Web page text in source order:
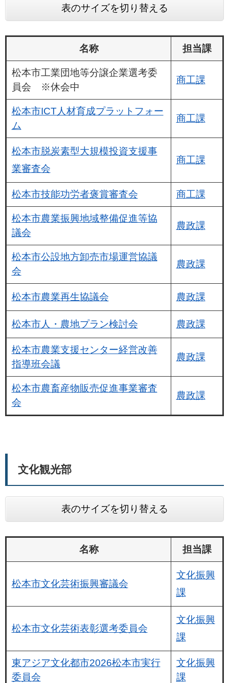
表のサイズを切り替える
名称 担当課
松本市工業団地等分譲企業選考委
員会 ※休会中
商工課
松本市ICT人材育成プラットフォー
ム
商工課
松本市脱炭素型大規模投資支援事
業審査会
商工課
松本市技能功労者褒賞審査会 商工課
松本市農業振興地域整備促進等協
議会
農政課
松本市公設地方卸売市場運営協議
会
農政課
松本市農業再生協議会 農政課
松本市人・農地プラン検討会 農政課
松本市農業支援センター経営改善
指導班会議
農政課
松本市農畜産物販売促進事業審査
会
農政課
文化観光部
表のサイズを切り替える
名称 担当課
松本市文化芸術振興審議会
文化振興
課
松本市文化芸術表彰選考委員会
文化振興
課
東アジア文化都市2026松本市実行
委員会
文化振興
課